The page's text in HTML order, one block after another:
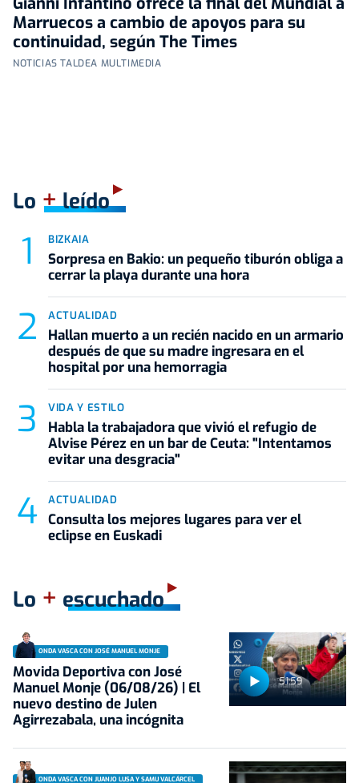
Marruecos a cambio de apoyos para su
continuidad, según The Times
NOTICIAS TALDEA MULTIMEDIA
Lo +leído
BIZKAIA
Sorpresa en Bakio: un pequeño tiburón obliga a
cerrar la playa durante una hora
ACTUALIDAD
Hallan muerto a un recién nacido en un armario
después de que su madre ingresara en el
hospital por una hemorragia
VIDA Y ESTILO
Habla la trabajadora que vivió el refugio de
Alvise Pérez en un bar de Ceuta: "Intentamos
evitar una desgracia"
ACTUALIDAD
Consulta los mejores lugares para ver el
eclipse en Euskadi
Lo + escuchado
51:59
ONDA VASCA CON JOSÉ MANUEL MONJE
Movida Deportiva con José
Manuel Monje (06/08/26) | El
nuevo destino de Julen
Agirrezabala, una incógnita
ONDA VASCA CON JUANJO LUSA Y SAMU VALCÁRCEL